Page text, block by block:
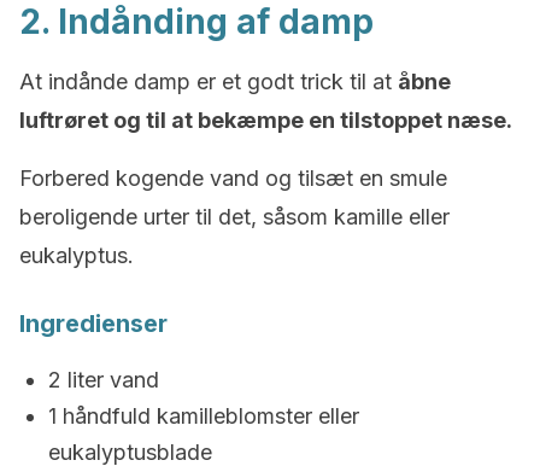
2. Indånding af damp
At indånde damp er et godt trick til at åbne
luftrøret og til at bekæmpe en tilstoppet næse.
Forbered kogende vand og tilsæt en smule
beroligende urter til det, såsom kamille eller
eukalyptus.
Ingredienser
2 liter vand
1 håndfuld kamilleblomster eller
eukalyptusblade